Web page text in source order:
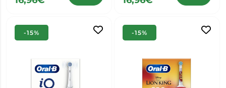
-15% -15%